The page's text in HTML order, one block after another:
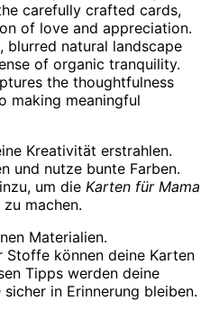
Kreativität erstrahlen.
und nutze bunte Farben.
um die Karten für Mama
machen.
Materialien.
Stoffe können deine Karten
Tipps werden deine
sicher in Erinnerung bleiben.